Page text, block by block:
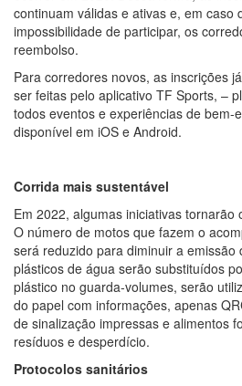
continuam válidas e ativas e, em caso
impossibilidade de participar, os
reembolso.
Para corredores novos, as inscrições
ser feitas pelo aplicativo TF Sports, –
todos eventos e experiências de bem-
disponível em iOS e Android.
Corrida mais sustentável
Em 2022, algumas iniciativas tornarão
O número de motos que fazem o
será reduzido para diminuir a emissão
plásticos de água serão substituídos
plástico no guarda-volumes, serão
do papel com informações, apenas
de sinalização impressas e alimentos
resíduos e desperdício.
Protocolos sanitários